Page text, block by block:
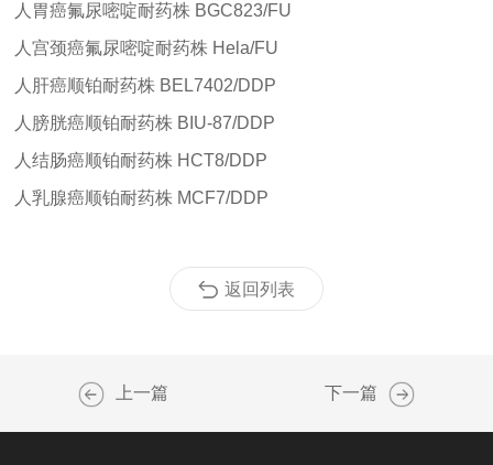
人胃癌氟尿嘧啶耐药株 BGC823/FU
人宫颈癌氟尿嘧啶耐药株 Hela/FU
人肝癌顺铂耐药株 BEL7402/DDP
人膀胱癌顺铂耐药株 BIU-87/DDP
人结肠癌顺铂耐药株 HCT8/DDP
人乳腺癌顺铂耐药株 MCF7/DDP
返回列表
上一篇 下一篇